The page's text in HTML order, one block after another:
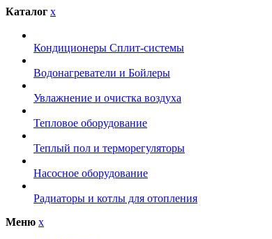
Каталог x
Кондиционеры Сплит-системы
Водонагреватели и Бойлеры
Увлажнение и очистка воздуха
Тепловое оборудование
Теплый пол и терморегуляторы
Насосное оборудование
Радиаторы и котлы для отопления
Меню x